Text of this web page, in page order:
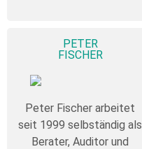
PETER
FISCHER
Peter Fischer arbeitet
seit 1999 selbständig als
Berater, Auditor und